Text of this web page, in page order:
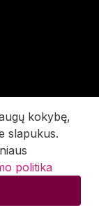
kokybę,
slapukus.
politika